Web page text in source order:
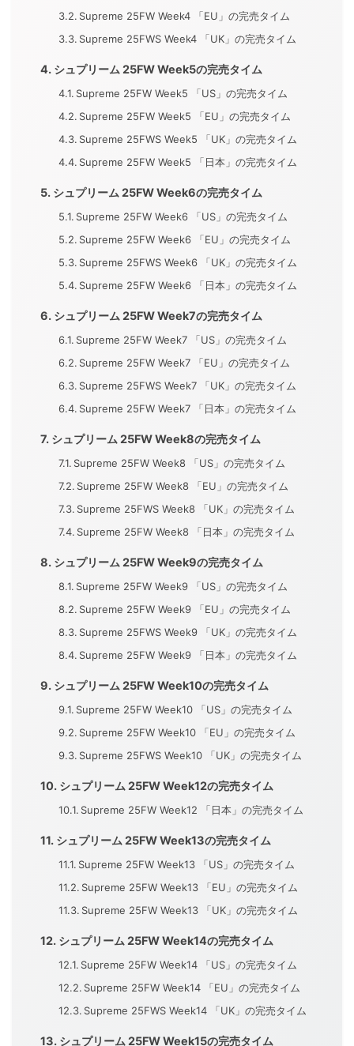
Supreme 25FW Week4 「EU」の完売タイム
Supreme 25FWS Week4 「UK」の完売タイム
シュプリーム 25FW Week5の完売タイム
Supreme 25FW Week5 「US」の完売タイム
Supreme 25FW Week5 「EU」の完売タイム
Supreme 25FWS Week5 「UK」の完売タイム
Supreme 25FW Week5 「日本」の完売タイム
シュプリーム 25FW Week6の完売タイム
Supreme 25FW Week6 「US」の完売タイム
Supreme 25FW Week6 「EU」の完売タイム
Supreme 25FWS Week6 「UK」の完売タイム
Supreme 25FW Week6 「日本」の完売タイム
シュプリーム 25FW Week7の完売タイム
Supreme 25FW Week7 「US」の完売タイム
Supreme 25FW Week7 「EU」の完売タイム
Supreme 25FWS Week7 「UK」の完売タイム
Supreme 25FW Week7 「日本」の完売タイム
シュプリーム 25FW Week8の完売タイム
Supreme 25FW Week8 「US」の完売タイム
Supreme 25FW Week8 「EU」の完売タイム
Supreme 25FWS Week8 「UK」の完売タイム
Supreme 25FW Week8 「日本」の完売タイム
シュプリーム 25FW Week9の完売タイム
Supreme 25FW Week9 「US」の完売タイム
Supreme 25FW Week9 「EU」の完売タイム
Supreme 25FWS Week9 「UK」の完売タイム
Supreme 25FW Week9 「日本」の完売タイム
シュプリーム 25FW Week10の完売タイム
Supreme 25FW Week10 「US」の完売タイム
Supreme 25FW Week10 「EU」の完売タイム
Supreme 25FWS Week10 「UK」の完売タイム
シュプリーム 25FW Week12の完売タイム
Supreme 25FW Week12 「日本」の完売タイム
シュプリーム 25FW Week13の完売タイム
Supreme 25FW Week13 「US」の完売タイム
Supreme 25FW Week13 「EU」の完売タイム
Supreme 25FW Week13 「UK」の完売タイム
シュプリーム 25FW Week14の完売タイム
Supreme 25FW Week14 「US」の完売タイム
Supreme 25FW Week14 「EU」の完売タイム
Supreme 25FWS Week14 「UK」の完売タイム
シュプリーム 25FW Week15の完売タイム